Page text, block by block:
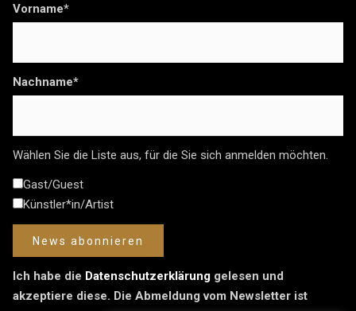
Vorname*
Nachname*
Wählen Sie die Liste aus, für die Sie sich anmelden möchten.
Gast/Guest
Künstler*in/Artist
Ich habe die Datenschutzerklärung gelesen und
akzeptiere diese. Die Abmeldung vom Newsletter ist